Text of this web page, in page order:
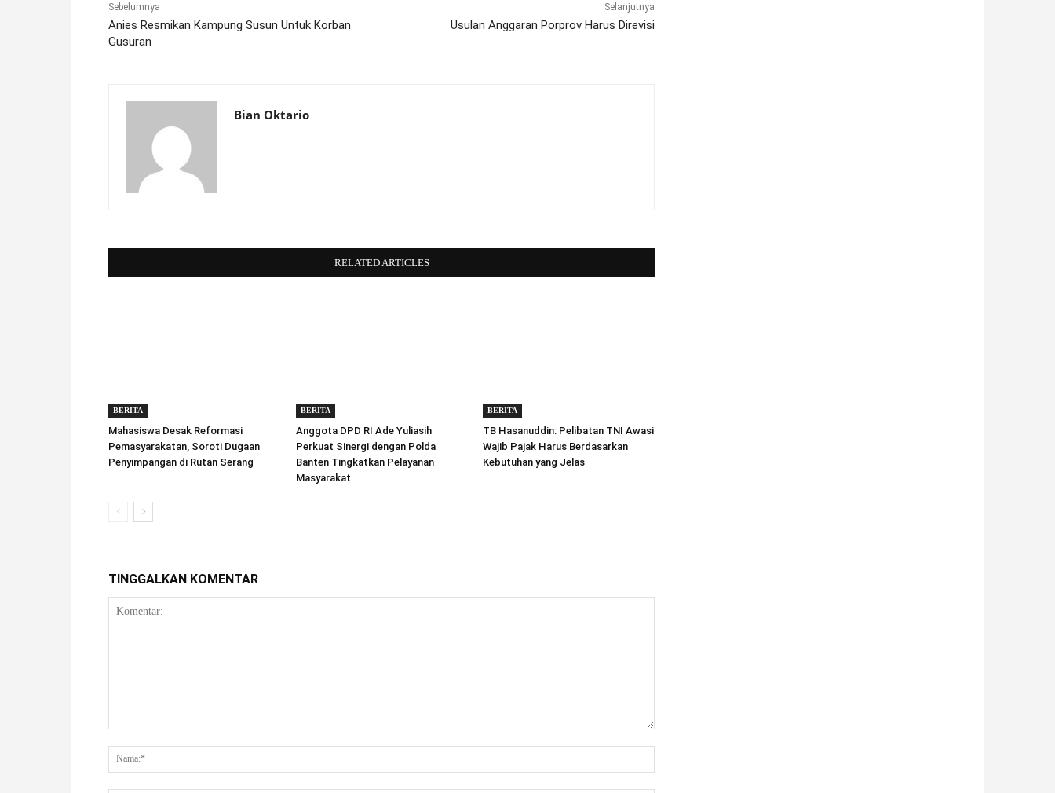
Sebelumnya
Anies Resmikan Kampung Susun Untuk Korban
Gusuran
Selanjutnya
Usulan Anggaran Porprov Harus Direvisi
Bian Oktario
RELATED ARTICLES
BERITA
Mahasiswa Desak Reformasi
Pemasyarakatan, Soroti Dugaan
Penyimpangan di Rutan Serang
BERITA
Anggota DPD RI Ade Yuliasih
Perkuat Sinergi dengan Polda
Banten Tingkatkan Pelayanan
Masyarakat
BERITA
TB Hasanuddin: Pelibatan TNI Awasi
Wajib Pajak Harus Berdasarkan
Kebutuhan yang Jelas
TINGGALKAN KOMENTAR